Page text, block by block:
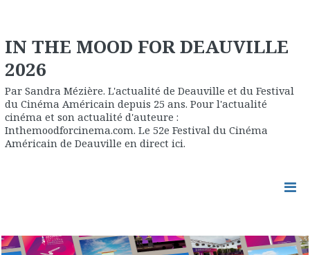
IN THE MOOD FOR DEAUVILLE
2026
Par Sandra Mézière. L'actualité de Deauville et du Festival
du Cinéma Américain depuis 25 ans. Pour l'actualité
cinéma et son actualité d'auteure :
Inthemoodforcinema.com. Le 52e Festival du Cinéma
Américain de Deauville en direct ici.